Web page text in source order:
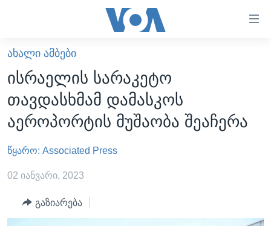
ხელმისაწვდომობისთვის
გადადით
მთავარზე
გადადით
მთავარ
ნავიგაციაზე
გადადით
ძიებაზე
ᲐᲮᲐᲚᲘ ᲐᲛᲑᲔᲑᲘ
ᲡᲐᲥᲐᲠᲗᲕᲔᲚᲝ
ᲐᲨᲨ
ᲐᲨᲨ-ᲘᲡ ᲐᲠᲩᲔᲕᲜᲔᲑᲘ 2024
ᲛᲡᲝᲤᲚᲘᲝ
ᲕᲘᲓᲔᲝᲔᲑᲘ
ᲒᲐᲓᲐᲪᲔᲛᲔᲑᲘ
ᲐᲮᲐᲚᲘ ᲐᲛᲑᲔᲑᲘ
ისრაელის სარაკეტო
თავდასხმამ დამასკოს
აეროპორტის მუშაობა შეაჩერა
წყარო: Associated Press
02 იანვარი, 2023
გაზიარება